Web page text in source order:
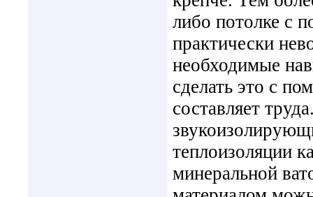
либо потолке с
практически
необходимые
сделать это с
составляет
теплоизоляции
минеральной